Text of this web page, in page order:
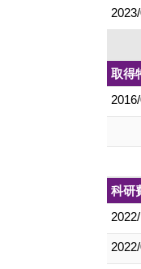
取得
科研